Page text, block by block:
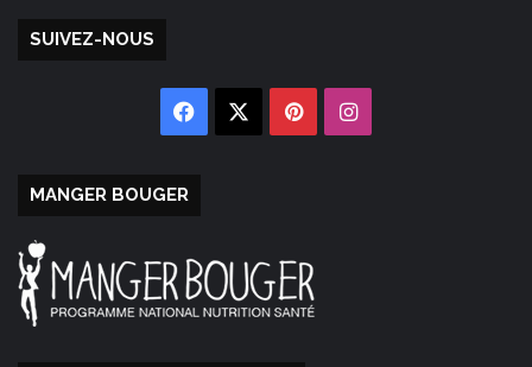
SUIVEZ-NOUS
Facebook PinterestInstagram
MANGER BOUGER